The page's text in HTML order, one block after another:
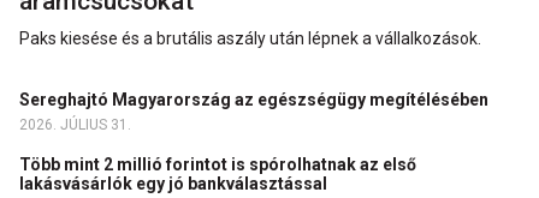
Paks kiesése és a brutális aszály után lépnek a vállalkozások.
Sereghajtó Magyarország az egészségügy megítélésében
2026. JÚLIUS 31.
Több mint 2 millió forintot is spórolhatnak az első
lakásvásárlók egy jó bankválasztással